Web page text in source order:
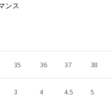
ンス
35 36 37 38
3 4 4.5 5